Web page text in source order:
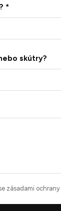
*
skútry?
zásadami